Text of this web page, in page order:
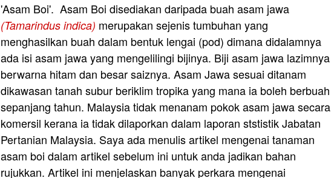
'Asam Boi'. Asam Boi disediakan daripada buah asam jawa
(Tamarindus indica) merupakan sejenis tumbuhan yang
menghasilkan buah dalam bentuk lengai (pod) dimana didalamnya
ada isi asam jawa yang mengelilingi bijinya. Biji asam jawa lazimnya
berwarna hitam dan besar saiznya. Asam Jawa sesuai ditanam
dikawasan tanah subur beriklim tropika yang mana ia boleh berbuah
sepanjang tahun. Malaysia tidak menanam pokok asam jawa secara
komersil kerana ia tidak dilaporkan dalam laporan ststistik Jabatan
Pertanian Malaysia. Saya ada menulis artikel mengenai tanaman
asam boi dalam artikel sebelum ini untuk anda jadikan bahan
rujukkan. Artikel ini menjelaskan banyak perkara mengenai